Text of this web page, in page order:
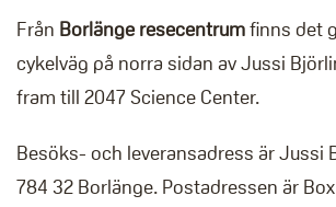
Från Borlänge resecentrumfinns det
cykelväg på norra sidan av Jussi
fram till 2047 Science Center.
Besöks- och leveransadress är Jussi
784 32 Borlänge. Postadressen är Box